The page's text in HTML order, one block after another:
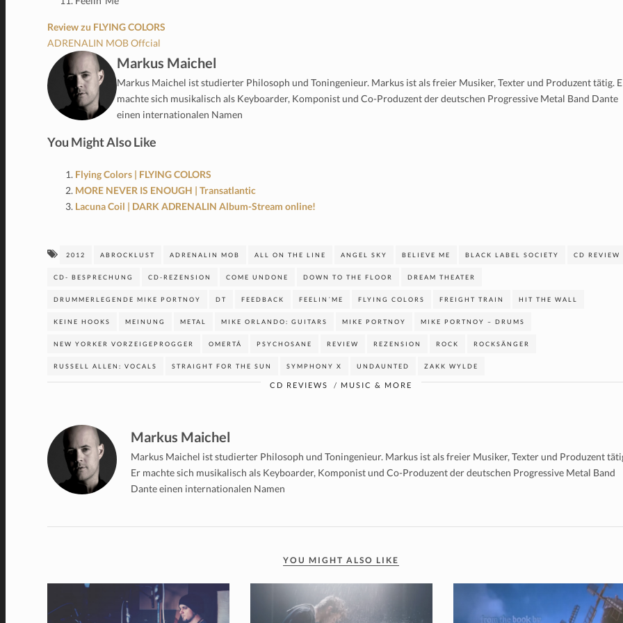
Review zu FLYING COLORS
ADRENALIN MOB Offcial
Markus Maichel
Markus Maichel ist studierter Philosoph und Toningenieur. Markus ist als freier Musiker, Texter und Produzent tätig.
machte sich musikalisch als Keyboarder, Komponist und Co-Produzent der deutschen Progressive Metal Band Dante
einen internationalen Namen
You Might Also Like
Flying Colors | FLYING COLORS
MORE NEVER IS ENOUGH | Transatlantic
Lacuna Coil | DARK ADRENALIN Album-Stream online!
2012 ABROCKLUST ADRENALIN MOB ALL ON THE LINE ANGEL SKY BELIEVE ME BLACK LABEL SOCIETY CD REVIEW
CD- BESPRECHUNG CD-REZENSION COME UNDONE DOWN TO THE FLOOR DREAM THEATER
DRUMMERLEGENDE MIKE PORTNOY DT FEEDBACK FEELIN´ME FLYING COLORS FREIGHT TRAIN HIT THE WALL
KEINE HOOKS MEINUNG METAL MIKE ORLANDO: GUITARS MIKE PORTNOY MIKE PORTNOY – DRUMS
NEW YORKER VORZEIGEPROGGER OMERTÁ PSYCHOSANE REVIEW REZENSION ROCK ROCKSÄNGER
RUSSELL ALLEN: VOCALS STRAIGHT FOR THE SUN SYMPHONY X UNDAUNTED ZAKK WYLDE
CD REVIEWS / MUSIC & MORE
Markus Maichel
Markus Maichel ist studierter Philosoph und Toningenieur. Markus ist als freier Musiker, Texter und Produzent
Er machte sich musikalisch als Keyboarder, Komponist und Co-Produzent der deutschen Progressive Metal Band
Dante einen internationalen Namen
YOU MIGHT ALSO LIKE